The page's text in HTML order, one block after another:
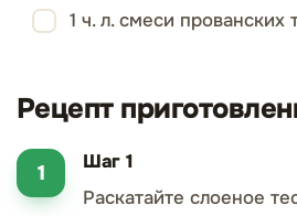
1 ч. л. смеси прованских
Рецепт
Шаг 1
Раскатайте слоеное